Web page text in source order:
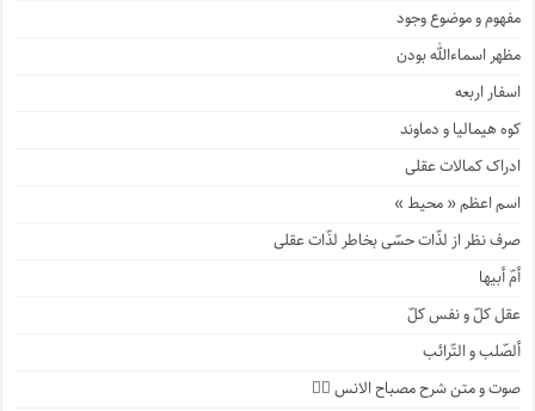
مفهوم و موضوع وجود
مظهر اسماءالله بودن
اسفار اربعه
کوه هیمالیا و دماوند
ادراک کمالات عقلی
اسم اعظم « محیط »
صرف نظر از لذّات حسّی بخاطر لذّات عقلی
أمّ أبیها
عقل کلّ و نفس کلّ
ألصّلب و التّرائب
صوت و متن شرح مصباح الانس ۹️⃣